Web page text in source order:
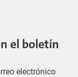
el boletín
electrónico